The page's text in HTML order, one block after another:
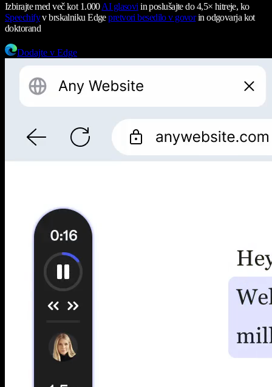
Izbirajte med več kot 1.000AI glasovi in poslušajte do 4,5× hitreje, ko
Speechifyv brskalniku Edgepretvori besedilo v govorin odgovarja kot
doktorand
Dodajte v Edge